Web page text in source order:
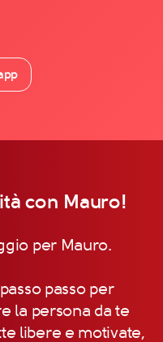
con Mauro!
per Mauro.
passo per
la persona da te
libere e motivate,